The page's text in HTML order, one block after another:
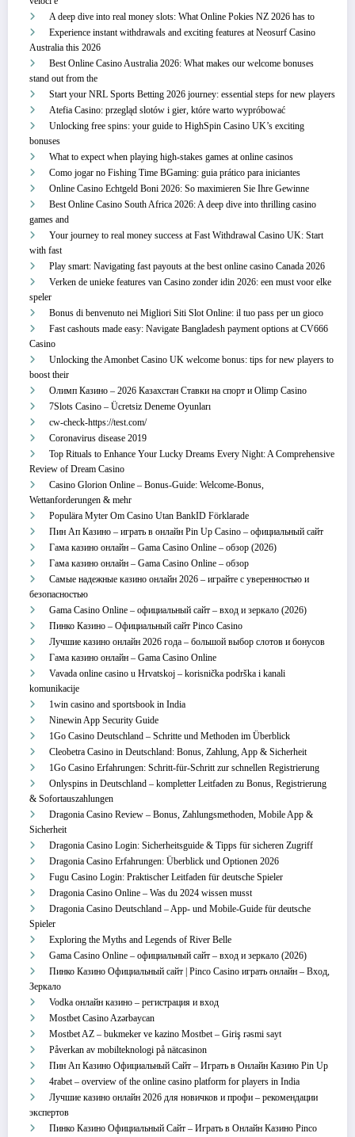
A deep dive into real money slots: What Online Pokies NZ 2026 has to
Experience instant withdrawals and exciting features at Neosurf Casino
Australia this 2026
Best Online Casino Australia 2026: What makes our welcome bonuses
stand out from the
Start your NRL Sports Betting 2026 journey: essential steps for new players
Atefia Casino: przegląd slotów i gier, które warto wypróbować
Unlocking free spins: your guide to HighSpin Casino UK’s exciting
bonuses
What to expect when playing high-stakes games at online casinos
Como jogar no Fishing Time BGaming: guia prático para iniciantes
Online Casino Echtgeld Boni 2026: So maximieren Sie Ihre Gewinne
Best Online Casino South Africa 2026: A deep dive into thrilling casino
games and
Your journey to real money success at Fast Withdrawal Casino UK: Start
with fast
Play smart: Navigating fast payouts at the best online casino Canada 2026
Verken de unieke features van Casino zonder idin 2026: een must voor elke
speler
Bonus di benvenuto nei Migliori Siti Slot Online: il tuo pass per un gioco
Fast cashouts made easy: Navigate Bangladesh payment options at CV666
Casino
Unlocking the Amonbet Casino UK welcome bonus: tips for new players to
boost their
Олимп Казино – 2026 Казахстан Ставки на спорт и Olimp Casino
7Slots Casino – Ücretsiz Deneme Oyunları
cw-check-https://test.com/
Coronavirus disease 2019
Top Rituals to Enhance Your Lucky Dreams Every Night: A Comprehensive
Review of Dream Casino
Casino Glorion Online – Bonus‑Guide: Welcome‑Bonus,
Wettanforderungen & mehr
Populära Myter Om Casino Utan BankID Förklarade
Пин Ап Казино – играть в онлайн Pin Up Casino – официальный сайт
Гама казино онлайн – Gama Casino Online – обзор (2026)
Гама казино онлайн – Gama Casino Online – обзор
Самые надежные казино онлайн 2026 – играйте с уверенностью и
безопасностью
Gama Casino Online – официальный сайт – вход и зеркало (2026)
Пинко Казино – Официальный сайт Pinco Casino
Лучшие казино онлайн 2026 года – большой выбор слотов и бонусов
Гама казино онлайн – Gama Casino Online
Vavada online casino u Hrvatskoj – korisnička podrška i kanali
komunikacije
1win casino and sportsbook in India
Ninewin App Security Guide
1Go Casino Deutschland – Schritte und Methoden im Überblick
Cleobetra Casino in Deutschland: Bonus, Zahlung, App & Sicherheit
1Go Casino Erfahrungen: Schritt‑für‑Schritt zur schnellen Registrierung
Onlyspins in Deutschland – kompletter Leitfaden zu Bonus, Registrierung
& Sofortauszahlungen
Dragonia Casino Review – Bonus, Zahlungsmethoden, Mobile App &
Sicherheit
Dragonia Casino Login: Sicherheitsguide & Tipps für sicheren Zugriff
Dragonia Casino Erfahrungen: Überblick und Optionen 2026
Fugu Casino Login: Praktischer Leitfaden für deutsche Spieler
Dragonia Casino Online – Was du 2024 wissen musst
Dragonia Casino Deutschland – App‑ und Mobile‑Guide für deutsche
Spieler
Exploring the Myths and Legends of River Belle
Gama Casino Online – официальный сайт – вход и зеркало (2026)
Пинко Казино Официальный сайт | Pinco Casino играть онлайн – Вход,
Зеркало
Vodka онлайн казино – регистрация и вход
Mostbet Casino Azərbaycan
Mostbet AZ – bukmeker ve kazino Mostbet – Giriş rəsmi sayt
Påverkan av mobilteknologi på nätcasinon
Пин Ап Казино Официальный Сайт – Играть в Онлайн Казино Pin Up
4rabet – overview of the online casino platform for players in India
Лучшие казино онлайн 2026 для новичков и профи – рекомендации
экспертов
Пинко Казино Официальный Сайт – Играть в Онлайн Казино Pinco